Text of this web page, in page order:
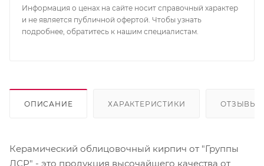
Информация о ценах на сайте носит справочный характер
и не является публичной офертой. Чтобы узнать
подробнее, обратитесь к нашим специалистам.
ОПИСАНИЕ ХАРАКТЕРИСТИКИ ОТЗЫВЫ
Керамический облицовочный кирпич от "Группы
ЛСР" - это продукция высочайшего качества от